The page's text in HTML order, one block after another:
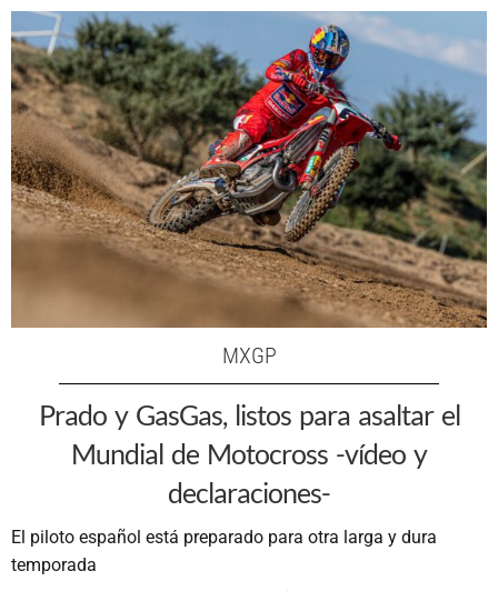
MXGP
Prado y GasGas, listos para asaltar el
Mundial de Motocross -vídeo y
declaraciones-
El piloto español está preparado para otra larga y dura
temporada